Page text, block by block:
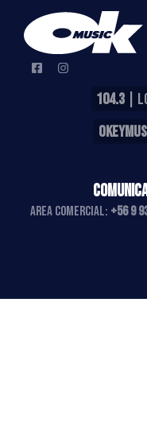
104.3 |
AREA COMERCIAL: +56 9